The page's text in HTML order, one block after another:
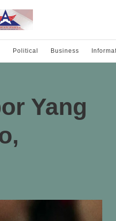
Political Business
Yang